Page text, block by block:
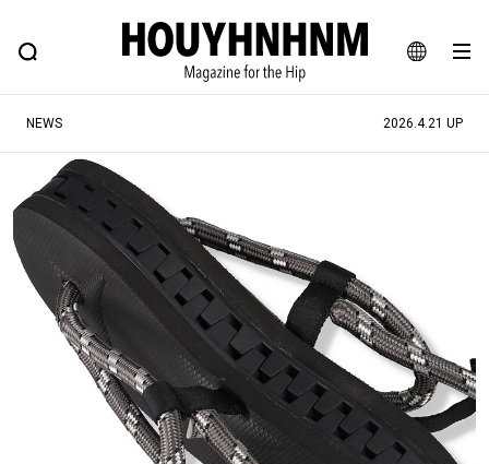
JA
EN
FEATURE BLOG SNAP
ヒップなファッション、カルチャー、ライフスタイルWEBマガジン
#注目のタグ
#SHOPPING ADDICT #憧れの逸品
#ESSENTIAL DESIGNS #古着サミット
#NEW VINTAGE #マイナーグッド図鑑
#路地裏てぃーん。 #MONTHLY JOURNAL
#GH 銘品の所以 #フイナムのYouTube
#Commune H #FOCUS IT #AH.H
#FASHION #MOVIE
NEWS 2026.4.21 UP